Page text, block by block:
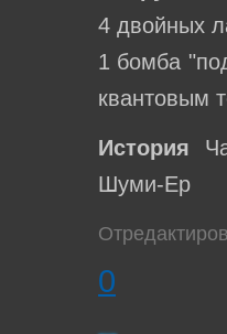
4 двойных
1 бомба
квантовым
История
Шуми-Ер
0